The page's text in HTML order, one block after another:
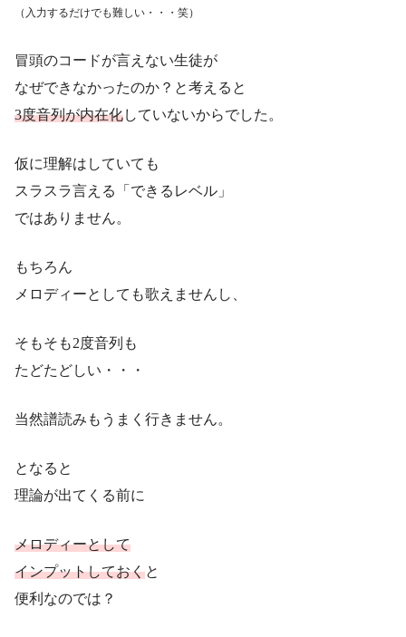
（入力するだけでも難しい・・・笑）
冒頭のコードが言えない生徒が
なぜできなかったのか？と考えると
3度音列が内在化していないからでした。
仮に理解はしていても
スラスラ言える「できるレベル」
ではありません。
もちろん
メロディーとしても歌えませんし、
そもそも2度音列も
たどたどしい・・・
当然譜読みもうまく行きません。
となると
理論が出てくる前に
メロディーとして
インプットしておくと
便利なのでは？